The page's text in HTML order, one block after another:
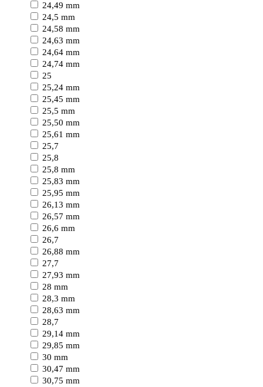
24,49 mm
24,5 mm
24,58 mm
24,63 mm
24,64 mm
24,74 mm
25
25,24 mm
25,45 mm
25,5 mm
25,50 mm
25,61 mm
25,7
25,8
25,8 mm
25,83 mm
25,95 mm
26,13 mm
26,57 mm
26,6 mm
26,7
26,88 mm
27,7
27,93 mm
28 mm
28,3 mm
28,63 mm
28,7
29,14 mm
29,85 mm
30 mm
30,47 mm
30,75 mm